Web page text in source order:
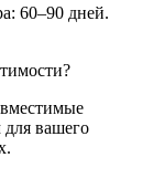
60–90 дней.
для вашего